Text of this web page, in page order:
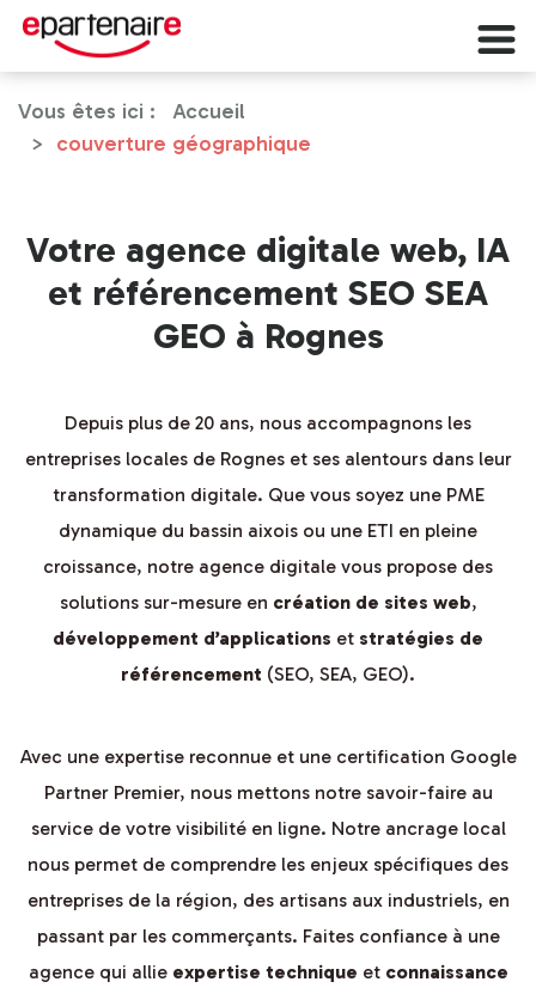
Vous êtes ici :
Accueil
couverture géographique
Votre agence digitale web, IA
et référencement SEO SEA
GEO à Rognes
Depuis plus de 20 ans, nous accompagnons les
entreprises locales de Rognes et ses alentours dans leur
transformation digitale. Que vous soyez une PME
dynamique du bassin aixois ou une ETI en pleine
croissance, notre agence digitale vous propose des
solutions sur-mesure en création de sites web,
développement d’applications et stratégies de
référencement (SEO, SEA, GEO).
Avec une expertise reconnue et une certification Google
Partner Premier, nous mettons notre savoir-faire au
service de votre visibilité en ligne. Notre ancrage local
nous permet de comprendre les enjeux spécifiques des
entreprises de la région, des artisans aux industriels, en
passant par les commerçants. Faites confiance à une
agence qui allie expertise technique et connaissance